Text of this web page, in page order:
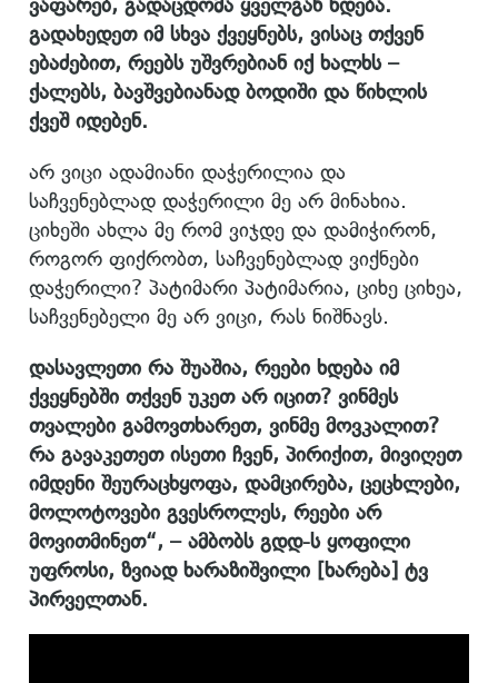
გადახედეთ იმ სხვა ქვეყნებს, ვისაც თქვენ
ებაძებით, რეებს უშვრებიან იქ ხალხს –
ქალებს, ბავშვებიანად ბოდიში და წიხლის
ქვეშ იდებენ.
არ ვიცი ადამიანი დაჭერილია და
საჩვენებლად დაჭერილი მე არ მინახია.
ციხეში ახლა მე რომ ვიჯდე და დამიჭირონ,
როგორ ფიქრობთ, საჩვენებლად ვიქნები
დაჭერილი? პატიმარი პატიმარია, ციხე ციხეა,
საჩვენებელი მე არ ვიცი, რას ნიშნავს.
დასავლეთი რა შუაშია, რეები ხდება იმ
ქვეყნებში თქვენ უკეთ არ იცით? ვინმეს
თვალები გამოვთხარეთ, ვინმე მოვკალით?
რა გავაკეთეთ ისეთი ჩვენ, პირიქით, მივიღეთ
იმდენი შეურაცხყოფა, დამცირება, ცეცხლები,
მოლოტოვები გვესროლეს, რეები არ
მოვითმინეთ“, – ამბობს გდდ-ს ყოფილი
უფროსი, ზვიად ხარაზიშვილი [ხარება] ტვ
პირველთან.